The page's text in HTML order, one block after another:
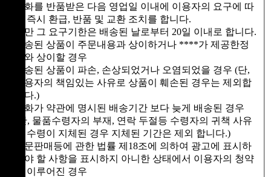
재화를 반품받은 다음 영업일 이내에 이용자의 요구에 따
라 즉시 환급, 반품 및 교환 조치를 합니다.
다만 그 요구기한은 배송된 날로부터 20일 이내로 합니다.
배송된 상품이 주문내용과 상이하거나 ****가 제공한정
보와 상이할 경우
배송된 상품이 파손, 손상되었거나 오염되었을 경우 (단,
이용자의 책임있는 사유로 상품이 훼손된 경우는 제외합
니다.)
재화가 약관에 명시된 배송기간 보다 늦게 배송된 경우
(단, 물품수령자의 부재, 연락 두절등 수령자의 귀책 사유
로 수령이 지체된 경우 지체된 기간은 제외 합니다.)
방문판매등에 관한 법률 제18조에 의하여 광고에 표시하
여야 할 사항을 표시하지 아니한 상태에서 이용자의 청약
이 이루어진 경우